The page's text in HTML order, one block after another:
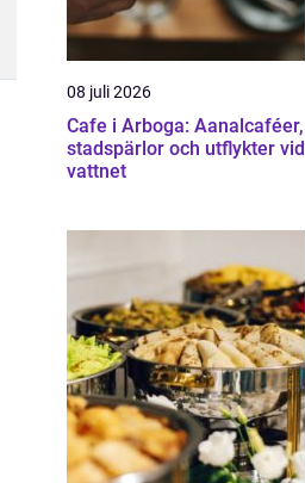
08 juli 2026
Cafe i Arboga: Aanalcaféer,
stadspärlor och utflykter vid
vattnet